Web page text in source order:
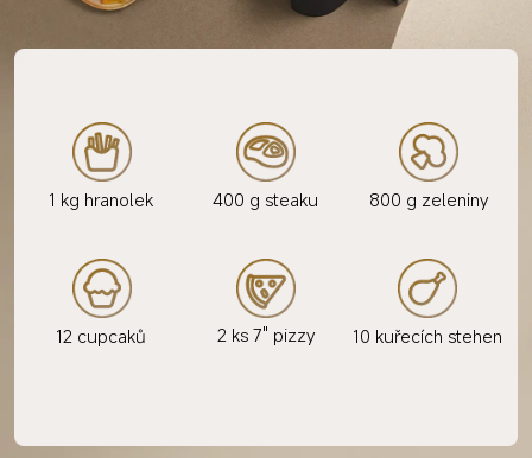
1 kg hranolek 400 g steaku 800 g zeleniny
12 cupcaků 2 ks 7" pizzy 10 kuřecích stehen